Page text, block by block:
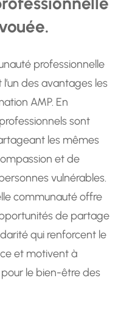
professionnelle
des avantages les
AMP. En
sont
les mêmes
et de
vulnérables.
communauté offre
de partage
qui renforcent le
et motivent à
le bien-être des